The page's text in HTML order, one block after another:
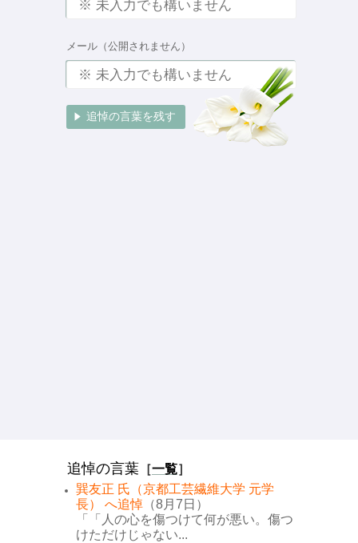
メール（公開されません）
追悼の言葉 ［一覧］
巽友正 氏（京都工芸繊維大学 元学
長） へ追悼 （8月7日）
「「人の心を傷つけて何が悪い。傷つ
けただけじゃない...